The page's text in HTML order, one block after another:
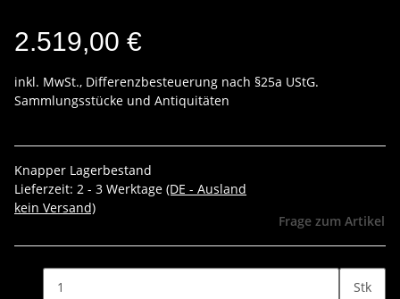
2.519,00 €
inkl. MwSt., Differenzbesteuerung nach §25a UStG.
Sammlungsstücke und Antiquitäten
Knapper Lagerbestand
Lieferzeit: 2 - 3 Werktage (DE - Ausland
kein Versand)
Frage zum Artikel
Stk